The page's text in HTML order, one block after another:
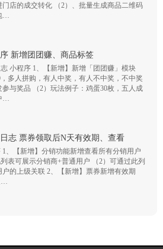
门店的成交转化 （2）、批量生成商品二维码
…
新增团团赚、商品标签
小程序 1、【新增】新增「团团赚」模块
，多人拼购，有人中奖，有人不中奖，不中奖
与奖品 （2）玩法例子：鸡蛋30枚，五人成
…
志 票券领取后N天有效期、查看
1、【新增】分销功能新增查看所有分销用户
表可展示分销商+普通用户 （2）可通过此列
的上级关联 2、【新增】票券新增有效期
…